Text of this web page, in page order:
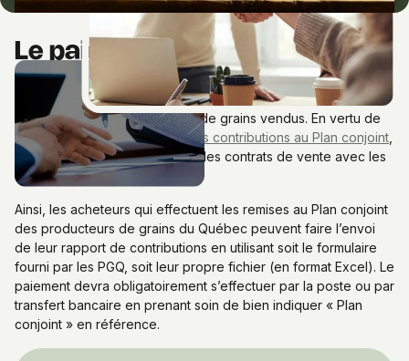
Le paiement des contributions
Tout producteur assujetti auPlan conjointdoit payer aux
Producteurs de grains du Québec (PGQ) unecontribution en
fonction du type et du volume de grains vendus. En vertu de
laconvention sur la retenue des contributions au Plan conjoint
celles-ci sont perçues à même les contrats de vente avec les
acheteurs de grains.
Ainsi, les acheteurs qui effectuent les remises au Plan conjoint
des producteurs de grains du Québec peuvent faire l’envoi
de leur rapport de contributions en utilisant soit le formulaire
fourni par les PGQ, soit leur propre fichier (en format Excel). Le
paiement devra obligatoirement s’effectuer par la poste ou par
transfert bancaire en prenant soin de bien indiquer « Plan
conjoint » en référence.